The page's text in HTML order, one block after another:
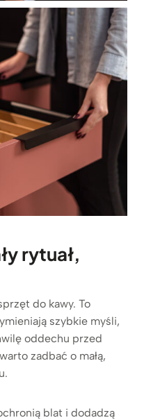
rytuał,
do kawy. To
szybkie myśli,
oddechu przed
zadbać o małą,
blat i dodadzą